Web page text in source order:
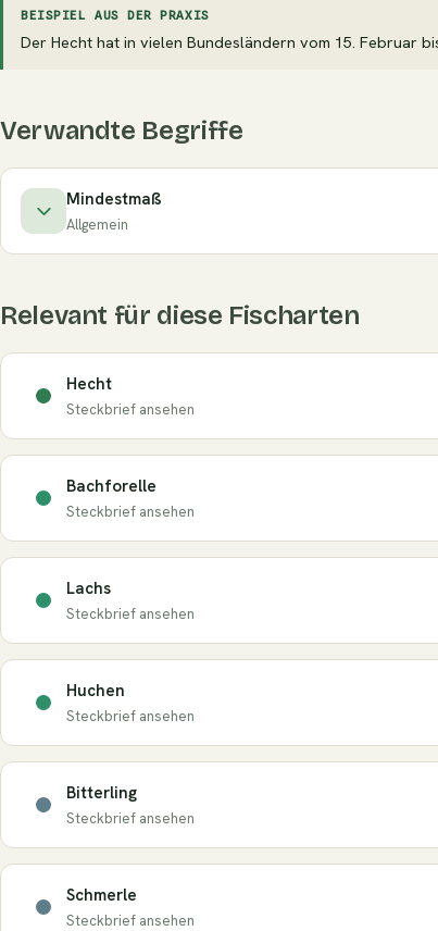
BEISPIEL AUS DER PRAXIS
Der Hecht hat in vielen Bundesländern vom 15. Februar
Verwandte Begriffe
Mindestmaß
Allgemein
Relevant für diese Fischarten
Hecht
Steckbrief ansehen
Bachforelle
Steckbrief ansehen
Lachs
Steckbrief ansehen
Huchen
Steckbrief ansehen
Bitterling
Steckbrief ansehen
Schmerle
Steckbrief ansehen